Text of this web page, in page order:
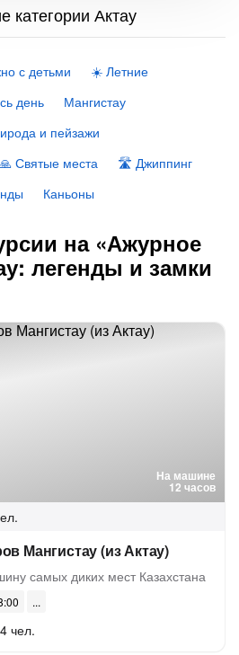
категории Актау
с детьми
☀️ Летние
день
Мангистау
и пейзажи
🙏 Святые места
🛣 Джиппинг
Каньоны
на «Ажурное
легенды и замки
На машине
12 часов
Мангистау (из Актау)
самых диких мест Казахстана
чел.